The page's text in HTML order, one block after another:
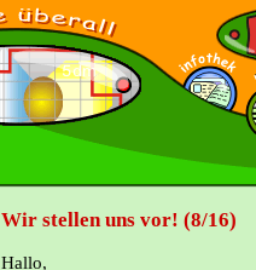
Wir stellen uns vor! (8/16)
Hallo,